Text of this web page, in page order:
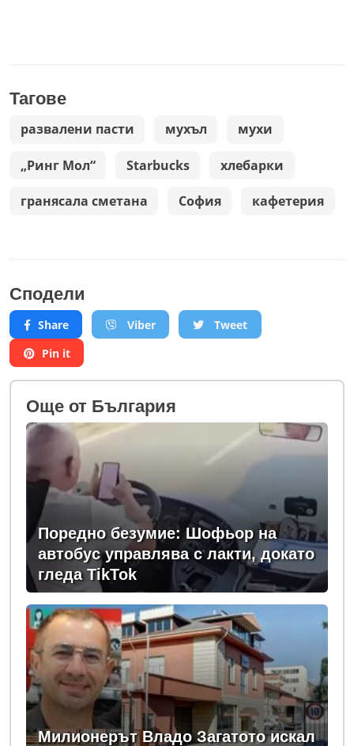
Тагове
развалени пасти мухъл мухи
„Ринг Мол“ Starbucks хлебарки
гранясала сметана София кафетерия
Сподели
Share Viber
Tweet
Pin it
Oще от България
Поредно безумие: Шофьор на
автобус управлява с лакти, докато
гледа TikTok
Милионерът Владо Загатото искал